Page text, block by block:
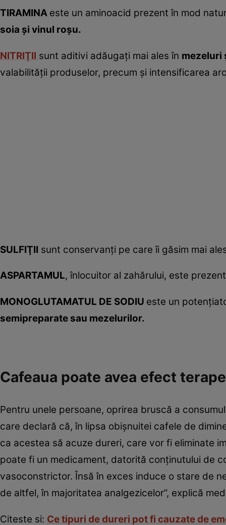
TIRAMINA este un aminoacid prezent în mod
soia şi vinul roşu.
NITRIŢII sunt aditivi adăugaţi mai ales în mezeluri
valabilităţii produselor, precum şi intensificarea
SULFIŢII sunt conservanţi pe care îi găsim mai
ASPARTAMUL, înlocuitor al zahărului, este
MONOGLUTAMATUL DE SODIU este un
semipreparate sau mezelurilor.
Cafeaua poate avea efect
Pentru unele persoane, oprirea bruscă a
care declară că, în lipsa obişnuitei cafele de
ca acestea să acuze dureri, care vor fi eliminate
poate fi un medicament, datorită conţinutului de
vasoconstrictor. Însă în exces induce o stare de
de altfel, în majoritatea analgezicelor”, explică
Citeste si: Ce tipuri de dureri pot fi cauzate de